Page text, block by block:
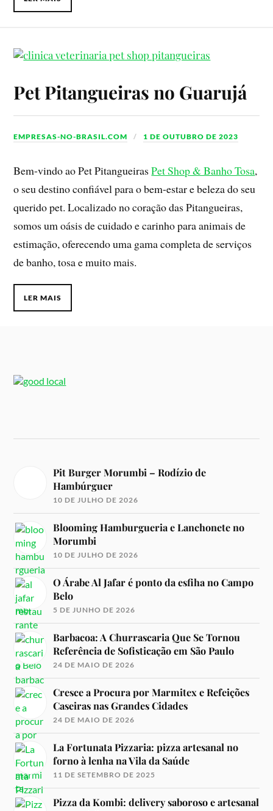
Pet Pitangueiras no Guarujá
EMPRESAS-NO-BRASIL.COM 1 DE OUTUBRO DE 2023
Bem-vindo ao Pet PitangueirasPet Shop & Banho Tosa,
o seu destino confiável para o bem-estar e beleza do seu
querido pet. Localizado no coração das Pitangueiras,
somos um oásis de cuidado e carinho para animais de
estimação, oferecendo uma gama completa de serviços
de banho, tosa e muito mais.
LER MAIS
Pit Burger Morumbi – Rodízio de
Hambúrguer
10 DE JULHO DE 2026
Blooming Hamburgueria e Lanchonete no
Morumbi
10 DE JULHO DE 2026
O Árabe Al Jafar é ponto da esfiha no Campo
Belo
5 DE JUNHO DE 2026
Barbacoa: A Churrascaria Que Se Tornou
Referência de Sofisticação em São Paulo
24 DE MAIO DE 2026
Cresce a Procura por Marmitex e Refeições
Caseiras nas Grandes Cidades
24 DE MAIO DE 2026
La Fortunata Pizzaria: pizza artesanal no
forno à lenha na Vila da Saúde
11 DE SETEMBRO DE 2025
Pizza da Kombi: delivery saboroso e artesanal